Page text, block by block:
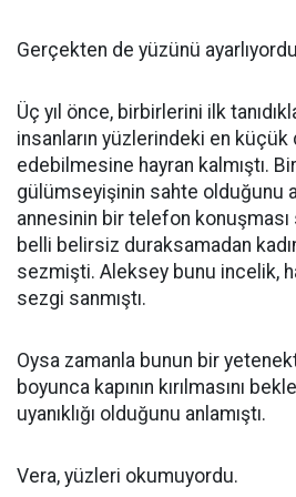
Gerçekten de yüzünü
Üç yıl önce, birbirlerini ilk
insanların yüzlerindeki en
edebilmesine hayran kalmıştı.
gülümseyişinin sahte olduğunu
annesinin bir telefon konuşması
belli belirsiz duraksamadan
sezmişti. Aleksey bunu incelik,
sezgi sanmıştı.
Oysa zamanla bunun bir
boyunca kapının kırılmasını
uyanıklığı olduğunu anlamıştı.
Vera, yüzleri okumuyordu.